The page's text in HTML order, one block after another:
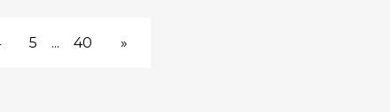
5 ... 40 »